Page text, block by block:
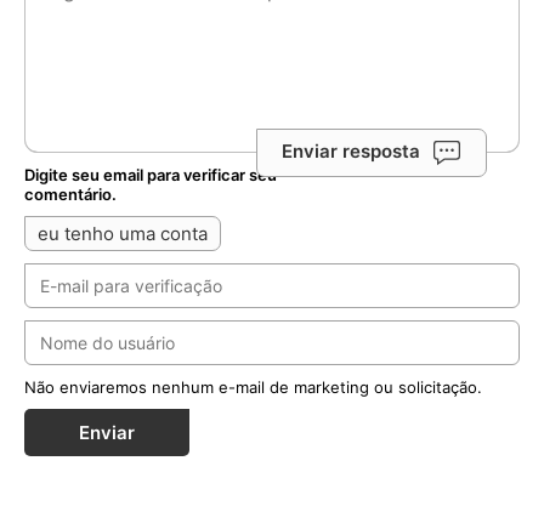
Enviar resposta
Digite seu email para verificar seu
comentário.
eu tenho uma conta
Não enviaremos nenhum e-mail de marketing ou solicitação.
Enviar